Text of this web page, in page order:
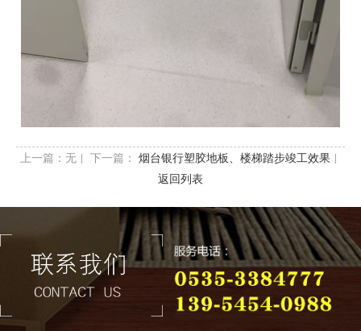
上一篇： 无 | 下一篇： 烟台银行塑胶地板、楼梯踏步竣工效果 |
返回列表